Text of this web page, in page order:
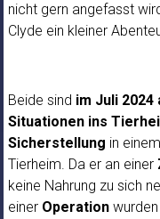
nicht gern angefasst
Clyde ein kleiner
Beide sind im Juli 2024
Situationen ins
Sicherstellung in
Tierheim. Da er an einer
keine Nahrung zu sich
einer Operationwurden